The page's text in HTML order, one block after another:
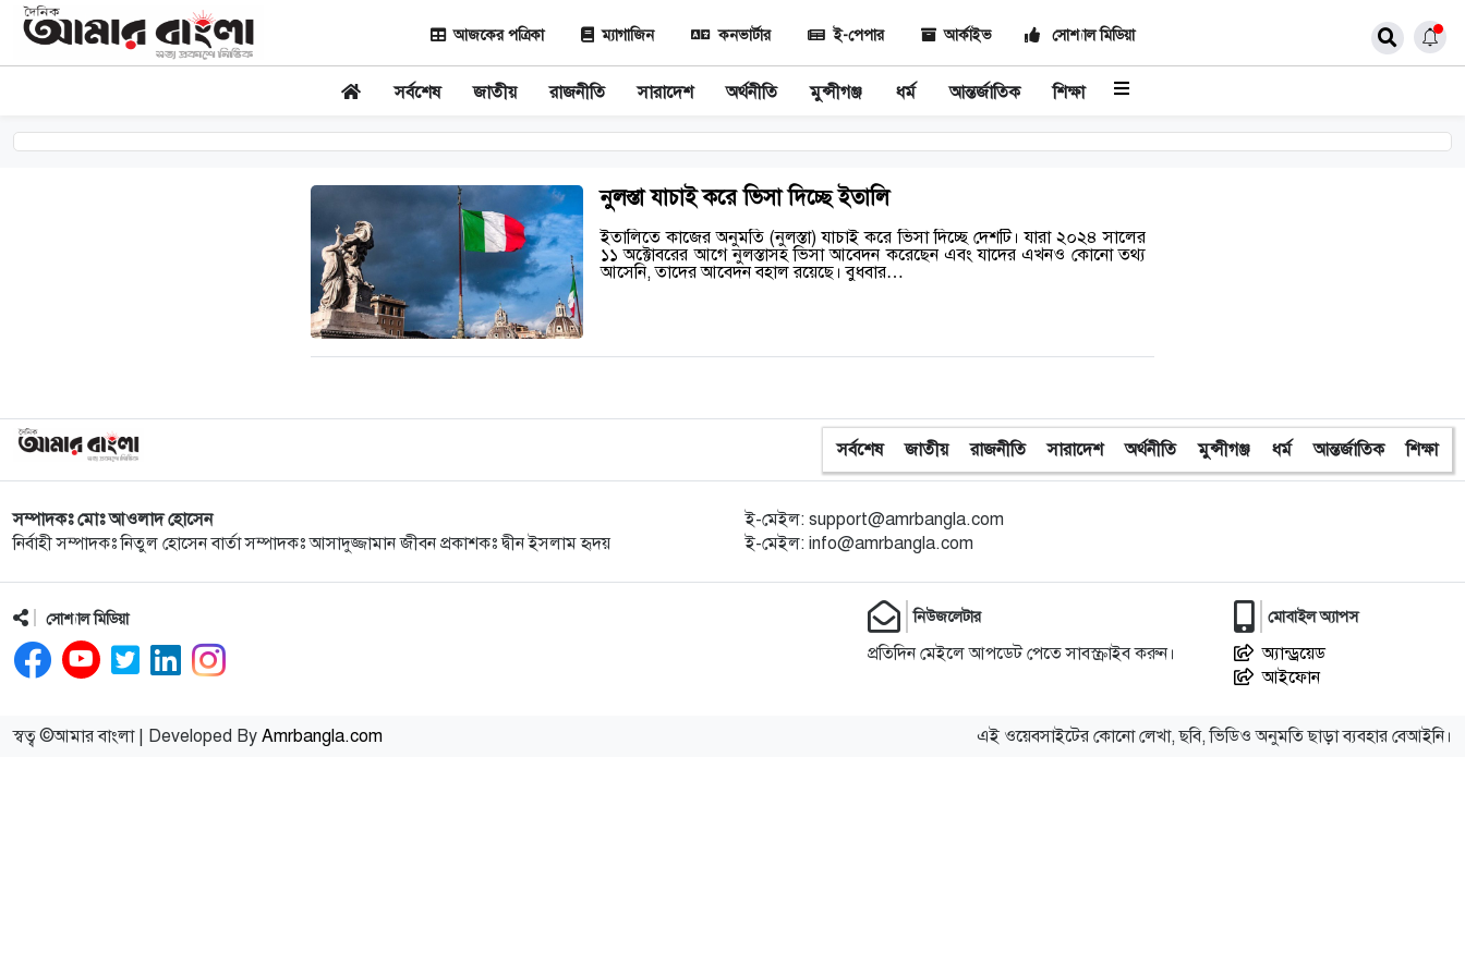
আজকের পত্রিকা ম্যাগাজিন কনভার্টার ই-পেপার আর্কাইভ সোশ্যাল মিডিয়া
সর্বশেষ জাতীয় রাজনীতি সারাদেশ অর্থনীতি মুন্সীগঞ্জ ধর্ম আন্তর্জাতিক শিক্ষা
নুলস্তা যাচাই করে ভিসা দিচ্ছে ইতালি
ইতালিতে কাজের অনুমতি (নুলস্তা) যাচাই করে ভিসা দিচ্ছে দেশটি। যারা ২০২৪ সালের
১১ অক্টোবরের আগে নুলস্তাসহ ভিসা আবেদন করেছেন এবং যাদের এখনও কোনো তথ্য
আসেনি, তাদের আবেদন বহাল রয়েছে। বুধবার…
সর্বশেষ জাতীয় রাজনীতি সারাদেশ অর্থনীতি মুন্সীগঞ্জ ধর্ম আন্তর্জাতিক শিক্ষা
সম্পাদকঃ মোঃ আওলাদ হোসেন
নির্বাহী সম্পাদকঃ নিতুল হোসেন বার্তা সম্পাদকঃ আসাদুজ্জামান জীবন প্রকাশকঃ দ্বীন ইসলাম হৃদয়
ই-মেইল: support@amrbangla.com
ই-মেইল: info@amrbangla.com
সোশ্যাল মিডিয়া নিউজলেটার
প্রতিদিন মেইলে আপডেট পেতে সাবস্ক্রাইব করুন।
মোবাইল অ্যাপস
অ্যান্ড্রয়েড
আইফোন
স্বত্ব ©আমার বাংলা | Developed By Amrbangla.com এই ওয়েবসাইটের কোনো লেখা, ছবি, ভিডিও অনুমতি ছাড়া ব্যবহার বেআইনি।